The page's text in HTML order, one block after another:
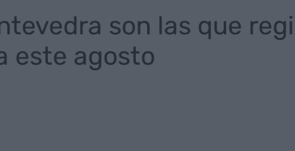
son las que
este agosto